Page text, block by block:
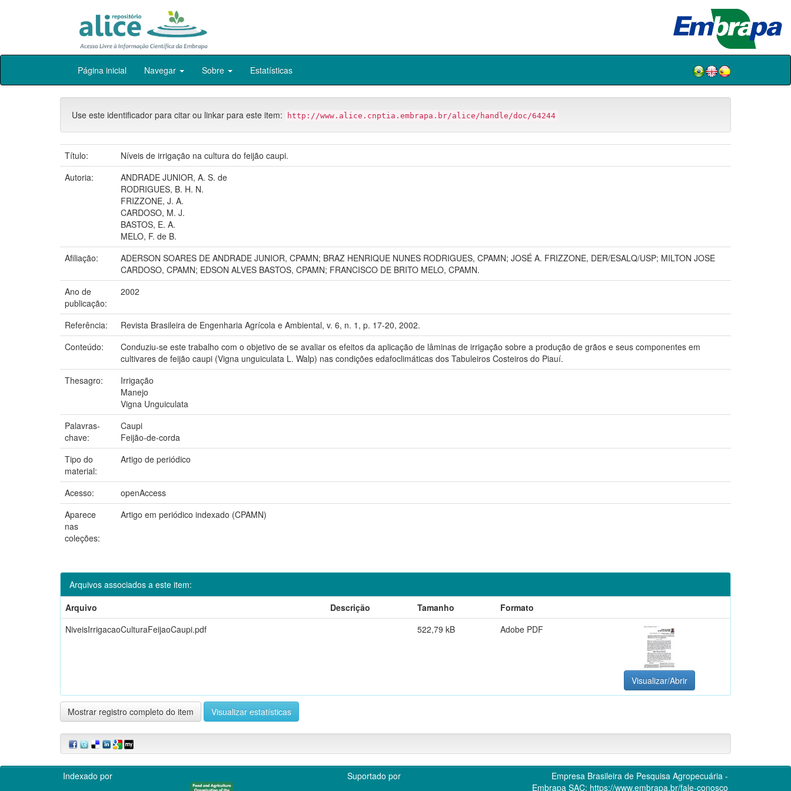
Skip
Página inicial Navegar Sobre Estatísticas
Use este identificador para citar ou linkar para este item: http://www.alice.cnptia.embrapa.br/alice/handle/doc/64244
Título:
Níveis de irrigação na cultura do feijão caupi.
Autoria:
ANDRADE JUNIOR, A. S. de
RODRIGUES, B. H. N.
FRIZZONE, J. A.
CARDOSO, M. J.
BASTOS, E. A.
MELO, F. de B.
Afiliação:
ADERSON SOARES DE ANDRADE JUNIOR, CPAMN; BRAZ HENRIQUE NUNES RODRIGUES, CPAMN; JOSÉ A. FRIZZONE, DER/ESALQ/USP; MILTON JOSE
CARDOSO, CPAMN; EDSON ALVES BASTOS, CPAMN; FRANCISCO DE BRITO MELO, CPAMN.
Ano de
publicação:
2002
Referência:
Revista Brasileira de Engenharia Agrícola e Ambiental, v. 6, n. 1, p. 17-20, 2002.
Conteúdo:
Conduziu-se este trabalho com o objetivo de se avaliar os efeitos da aplicação de lâminas de irrigação sobre a produção de grãos e seus componentes em
cultivares de feijão caupi (Vigna unguiculata L. Walp) nas condições edafoclimáticas dos Tabuleiros Costeiros do Piauí.
Thesagro:
Irrigação
Manejo
Vigna Unguiculata
Palavras-
chave:
Caupi
Feijão-de-corda
Tipo do
material:
Artigo de periódico
Acesso:
openAccess
Aparece
nas
coleções:
Artigo em periódico indexado (CPAMN)
Arquivos associados a este item:
Arquivo
Descrição Tamanho
Formato
NiveisIrrigacaoCulturaFeijaoCaupi.pdf
522,79 kB Adobe PDF
Visualizar/Abrir
Mostrar registro completo do item Visualizar estatísticas
Indexado por Suportado por
Empresa Brasileira de Pesquisa Agropecuária -
Embrapa SAC: https://www.embrapa.br/fale-conosco